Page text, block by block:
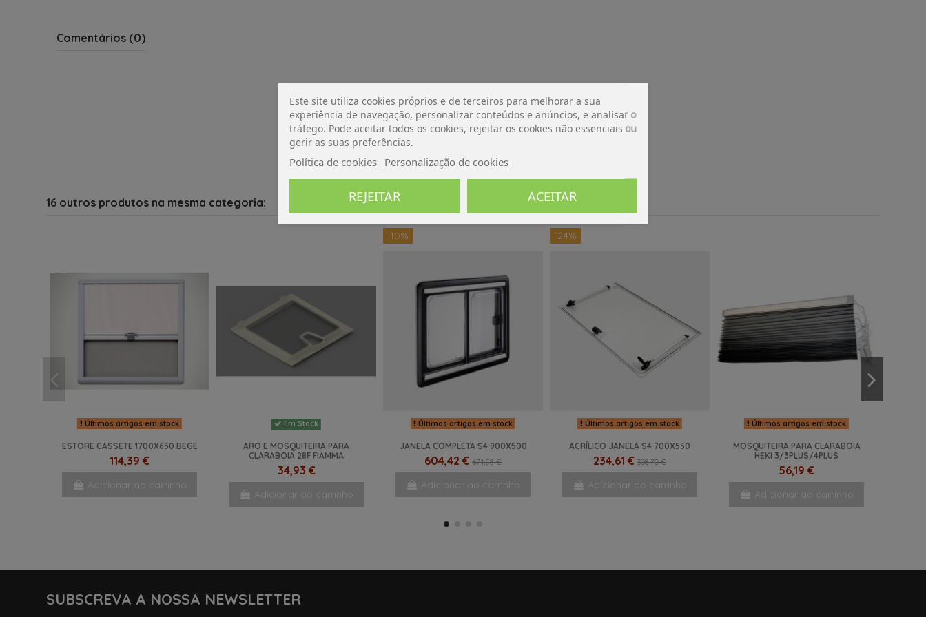
Comentários (0)
De momento, sem avaliações.
16 outros produtos na mesma categoria:
Últimos artigos em stock
ESTORE CASSETE 1700X650 BEGE
114,39 €
Adicionar ao carrinho
Em Stock
ARO E MOSQUITEIRA PARA
CLARABOIA 28F FIAMMA
34,93 €
Adicionar ao carrinho
-10%
Últimos artigos em stock
JANELA COMPLETA S4 900X500
604,42 € 671,58 €
Adicionar ao carrinho
-24%
Últimos artigos em stock
ACRÍLICO JANELA S4 700X550
234,61 € 308,70 €
Adicionar ao carrinho
Últimos artigos em stock
MOSQUITEIRA PARA CLARABOIA
HEKI 3/3PLUS/4PLUS
56,19 €
Adicionar ao carrinho
SUBSCREVA A NOSSA NEWSLETTER
Este site utiliza cookies próprios e de terceiros para melhorar a sua
experiência de navegação, personalizar conteúdos e anúncios, e analisar o
tráfego. Pode aceitar todos os cookies, rejeitar os cookies não essenciais ou
gerir as suas preferências.
Política de cookies Personalização de cookies
REJEITAR ACEITAR